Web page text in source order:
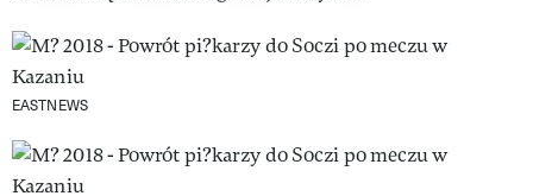
EASTNEWS